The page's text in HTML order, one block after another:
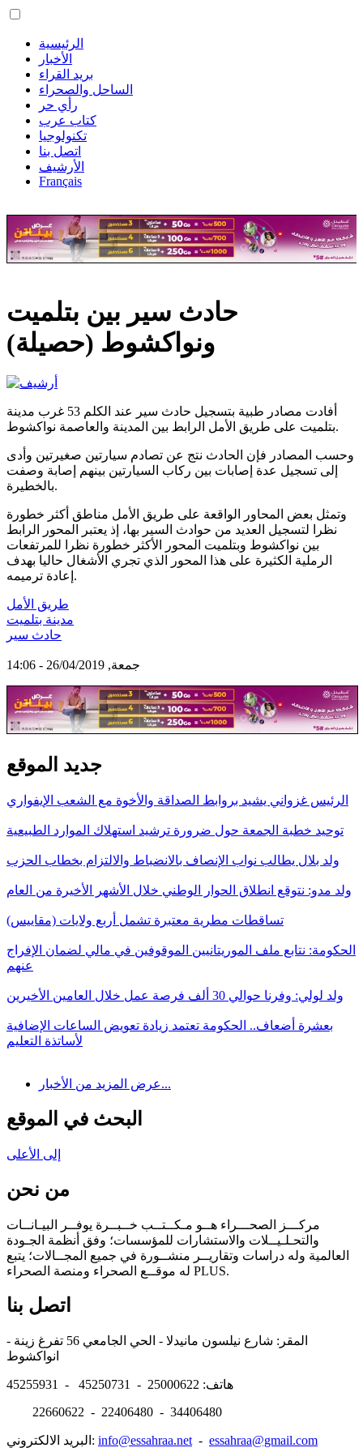
الرئيسية
الأخبار
بريد القراء
الساحل والصحراء
رأي حر
كتاب عرب
تكنولوجيا
اتصل بنا
الأرشيف
Français
حادث سير بين بتلميت
ونواكشوط (حصيلة)
أفادت مصادر طبية بتسجيل حادث سير عند الكلم 53 غرب مدينة
بتلميت على طريق الأمل الرابط بين المدينة والعاصمة نواكشوط.
وحسب المصادر فإن الحادث نتج عن تصادم سيارتين صغيرتين وأدى
إلى تسجيل عدة إصابات بين ركاب السيارتين بينهم إصابة وصفت
بالخطيرة.
وتمثل بعض المحاور الواقعة على طريق الأمل مناطق أكثر خطورة
نظرا لتسجيل العديد من حوادث السير بها، إذ يعتبر المحور الرابط
بين نواكشوط وبتلميت المحور الأكثر خطورة نظرا للمرتفعات
الرملية الكثيرة على هذا المحور الذي تجري الأشغال حاليا بهدف
إعادة ترميمه.
طريق الأمل
مدينة بتلميت
حادث سير
جمعة, 26/04/2019 - 14:06
جديد الموقع
الرئيس غزواني يشيد بروابط الصداقة والأخوة مع الشعب الإيفواري
توحيد خطبة الجمعة حول ضرورة ترشيد استهلاك الموارد الطبيعية
ولد بلال يطالب نواب الإنصاف بالانضباط والالتزام بخطاب الحزب
ولد مدو: نتوقع انطلاق الحوار الوطني خلال الأشهر الأخيرة من العام
تساقطات مطرية معتبرة تشمل أربع ولايات (مقاييس)
الحكومة: نتابع ملف الموريتانيين الموقوفين في مالي لضمان الإفراج
عنهم
ولد لولي: وفرنا حوالي 30 ألف فرصة عمل خلال العامين الأخيرين
بعشرة أضعاف.. الحكومة تعتمد زيادة تعويض الساعات الإضافية
لأساتذة التعليم
عرض المزيد من الأخبار...
البحث في الموقع
إلى الأعلى
من نحن
مركـــز الصحـــراء هــو مـكــتــب خــبــرة يوفــر البيـانــات
والتحـلـيــلات والاستشارات للمؤسسات؛ وفق أنظمة الجـودة
العالمية وله دراسات وتقاريــر منشــورة في جميع المجــالات؛ يتبع
له موقــع الصحراء ومنصة الصحراء PLUS.
اتصل بنا
المقر: شارع نيلسون مانيدلا - الحي الجامعي 56 تفرغ زينة -
هاتف: 25000622 - 45250731 - 45255931
22660622 - 22406480 - 34406480
البريد الالكتروني: info@essahraa.net - essahraa@gmail.com